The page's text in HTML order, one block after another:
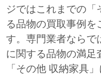
ジではこれまでの「
る品物の買取事例を
す。専門業者ならで
に関する品物の満足
「その他 収納家具